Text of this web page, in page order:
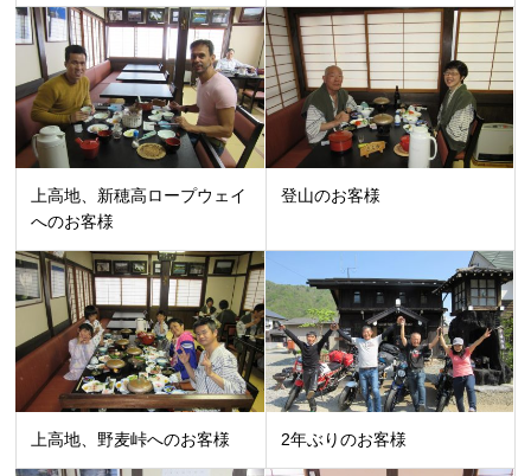
上高地、新穂高ロープウェイ
へのお客様
登山のお客様
上高地、野麦峠へのお客様 2年ぶりのお客様